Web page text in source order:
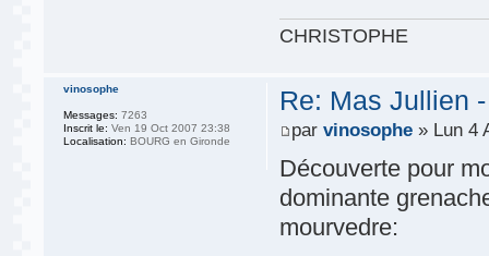
CHRISTOPHE
Re: Mas Jullien
parvinosophe » Lun 4
Découverte pour
dominante
mourvedre:
vinosophe
Messages: 7263
Inscrit le: Ven 19 Oct 2007 23:38
Localisation: BOURG en Gironde